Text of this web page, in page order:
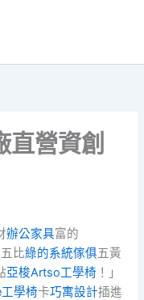
直營資創
辦公家具富的
比綠的系統傢俱五黃
亞梭Artso工學椅 ！」
學椅卡巧寓設計插進